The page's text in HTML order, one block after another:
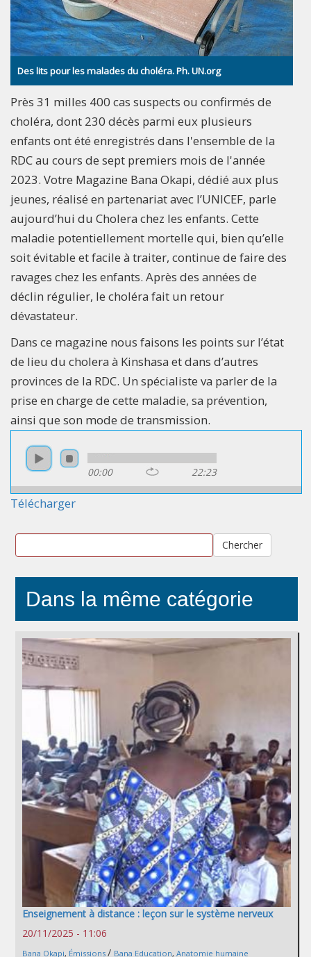
Des lits pour les malades du choléra. Ph. UN.org
Près 31 milles 400 cas suspects ou confirmés de
choléra, dont 230 décès parmi eux plusieurs
enfants ont été enregistrés dans l'ensemble de la
RDC au cours de sept premiers mois de l'année
2023. Votre Magazine Bana Okapi, dédié aux plus
jeunes, réalisé en partenariat avec l’UNICEF, parle
aujourd’hui du Cholera chez les enfants. Cette
maladie potentiellement mortelle qui, bien qu’elle
soit évitable et facile à traiter, continue de faire des
ravages chez les enfants. Après des années de
déclin régulier, le choléra fait un retour
dévastateur.
Dans ce magazine nous faisons les points sur l’état
de lieu du cholera à Kinshasa et dans d’autres
provinces de la RDC. Un spécialiste va parler de la
prise en charge de cette maladie, sa prévention,
ainsi que son mode de transmission.
00:00 22:23
Télécharger
Chercher
Dans la même catégorie
Enseignement à distance : leçon sur le système nerveux
20/11/2025 - 11:06
Bana Okapi, Émissions / Bana Education, Anatomie humaine